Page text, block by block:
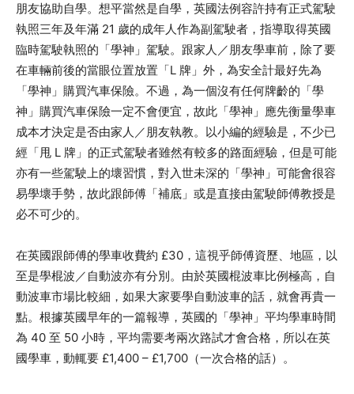
朋友協助自學。想平當然是自學，英國法例容許持有正式駕駛
執照三年及年滿 21 歲的成年人作為副駕駛者，指導取得英國
臨時駕駛執照的「學神」駕駛。跟家人／朋友學車前，除了要
在車輛前後的當眼位置放置「L 牌」外，為安全計最好先為
「學神」購買汽車保險。不過，為一個沒有任何牌齡的「學
神」購買汽車保險一定不會便宜，故此「學神」應先衡量學車
成本才決定是否由家人／朋友執教。以小編的經驗是，不少已
經「甩 L 牌」的正式駕駛者雖然有較多的路面經驗，但是可能
亦有一些駕駛上的壞習慣，對入世未深的「學神」可能會很容
易學壞手勢，故此跟師傅「補底」或是直接由駕駛師傅教授是
必不可少的。
在英國跟師傅的學車收費約 £30，這視乎師傅資歷、地區，以
至是學棍波／自動波亦有分別。由於英國棍波車比例極高，自
動波車市場比較細，如果大家要學自動波車的話，就會再貴一
點。根據英國早年的一篇報導，英國的「學神」平均學車時間
為 40 至 50 小時，平均需要考兩次路試才會合格，所以在英
國學車，動輒要 £1,400 – £1,700（一次合格的話）。